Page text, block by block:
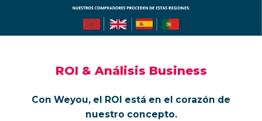
ROI & Análisis Business
Con Weyou, el ROI está en el corazón de
nuestro concepto.